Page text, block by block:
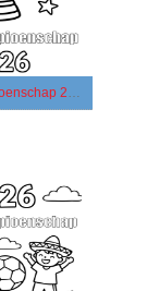
Wereldkampioenschap 2026 afdrukbaar voor kinderen